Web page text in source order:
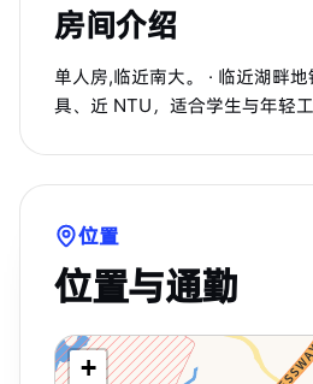
房间介绍
单人房,临近南大。 · 临近湖畔
具、近 NTU，适合学生与年轻
位置
位置与通勤
+